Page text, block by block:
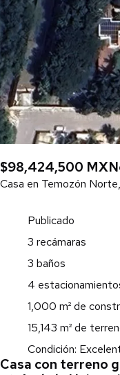
$98,424,500 MXN
Casa en Temozón
Publicado
3 recámaras
3 baños
4
1,000 m² de
15,143 m² de
Condición:
Casa con terreno